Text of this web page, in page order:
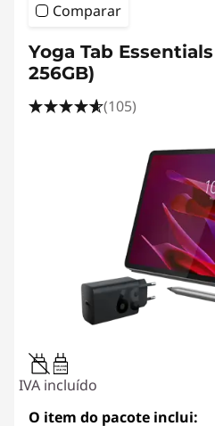
Comparar
Yoga Tab
256GB)
(105)
20W-60W
USB PD
IVA incluído
O item do pacote inclui: